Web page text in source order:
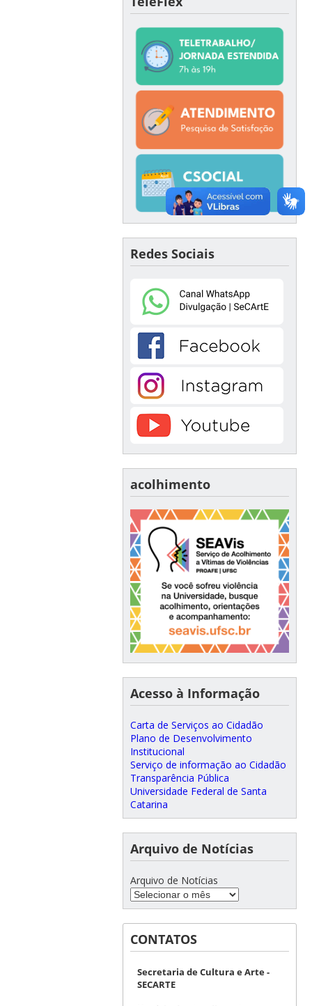
Redes Sociais
acolhimento
Acesso à Informação
Carta de Serviços ao Cidadão
Plano de Desenvolvimento
Institucional
Serviço de informação ao Cidadão
Transparência Pública
Universidade Federal de Santa
Catarina
Arquivo de Notícias
Arquivo de Notícias
CONTATOS
Secretaria de Cultura e Arte -
SECARTE